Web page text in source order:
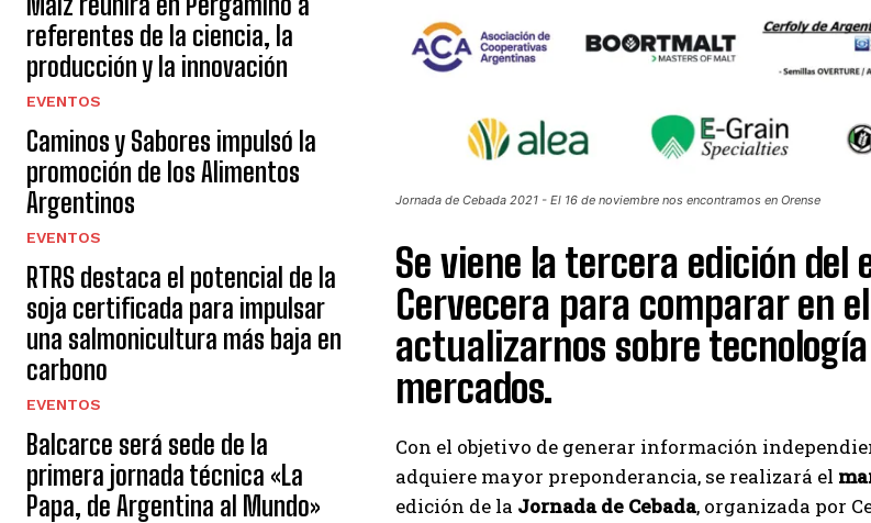
Suscribite al Newsletter
referentes de la ciencia, la
producción y la innovación
EVENTOS
Caminos y Sabores impulsó la
promoción de los Alimentos
Argentinos
EVENTOS
RTRS destaca el potencial de la
soja certificada para impulsar
una salmonicultura más baja en
carbono
EVENTOS
Balcarce será sede de la
primera jornada técnica «La
Papa, de Argentina al Mundo»
Jornada de Cebada 2021 - El 16 de noviembre nos encontramos en Orense
Se viene la tercera edición del
Cervecera para comparar en
actualizarnos sobre
mercados.
Con el objetivo de generar información
adquiere mayor preponderancia, se realizará el
edición de la Jornada de Cebada, organizada por